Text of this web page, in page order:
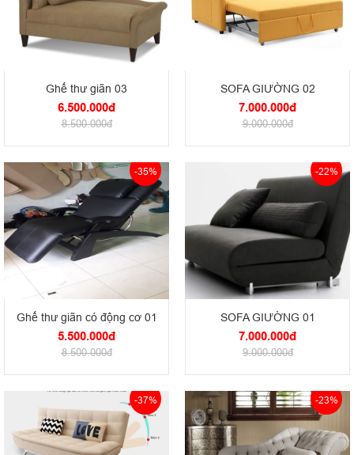
Ghế thư giãn 03
6.500.000đ
8.500.000đ
SOFA GIƯỜNG 02
7.000.000đ
9.000.000đ
-35%
Ghế thư giãn có động cơ 01
5.500.000đ
8.500.000đ
-22%
SOFA GIƯỜNG 01
7.000.000đ
9.000.000đ
-37% -23%